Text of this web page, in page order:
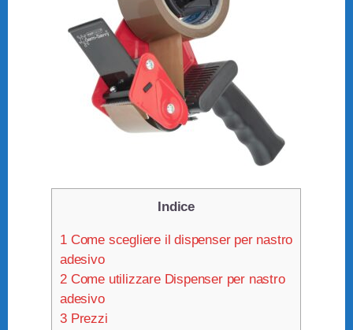
Indice
1Come scegliere il dispenser per nastro
adesivo
2Come utilizzare Dispenser per nastro
adesivo
3Prezzi